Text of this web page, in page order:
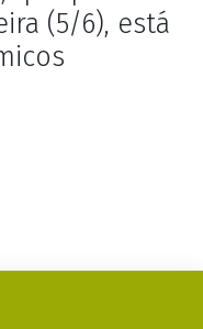
(5/6), está